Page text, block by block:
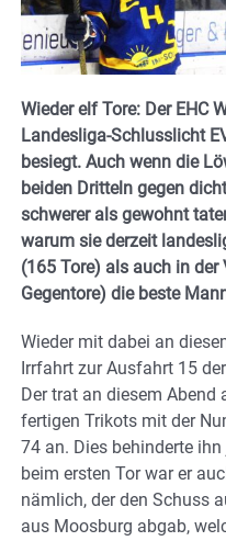
Wieder elf Tore: Der EHC
Landesliga-Schlusslicht
besiegt. Auch wenn die
beiden Dritteln gegen
schwerer als gewohnt
warum sie derzeit
(165 Tore) als auch in der
Gegentore) die beste
Wieder mit dabei an
Irrfahrt zur Ausfahrt 15
Der trat an diesem Abend
fertigen Trikots mit der
74 an. Dies behinderte
beim ersten Tor war er
nämlich, der den Schuss
aus Moosburg abgab,